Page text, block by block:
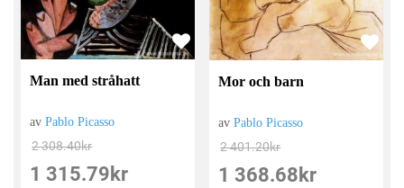
Man med stråhatt
avPablo Picasso
2 308.40kr
1 315.79 kr
Mor och barn
avPablo Picasso
2 401.20kr
1 368.68 kr